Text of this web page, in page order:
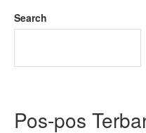
Search
Pos-pos